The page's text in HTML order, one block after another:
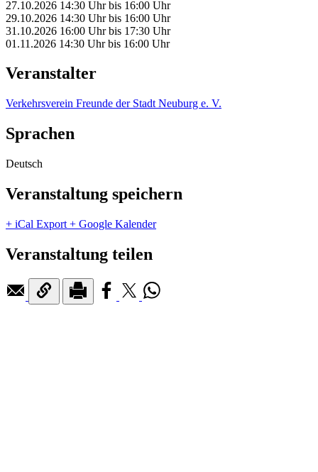
27.10.2026 14:30 Uhrbis 16:00 Uhr
29.10.2026 14:30 Uhrbis 16:00 Uhr
31.10.2026 16:00 Uhrbis 17:30 Uhr
01.11.2026 14:30 Uhrbis 16:00 Uhr
Veranstalter
Verkehrsverein Freunde der Stadt Neuburg e. V.
Sprachen
Deutsch
Veranstaltung speichern
+ iCal Export + Google Kalender
Veranstaltung teilen